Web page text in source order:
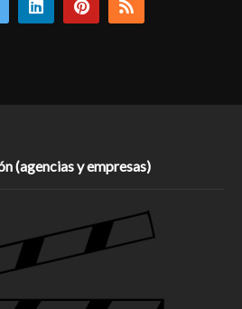
(agencias y empresas)